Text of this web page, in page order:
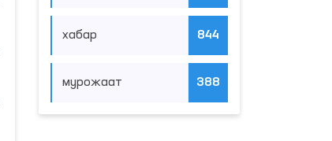
хабар 844
мурожаат 388